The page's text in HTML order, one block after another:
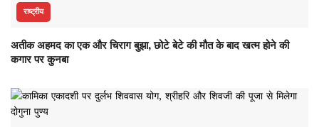
राष्ट्रीय
अतीक अहमद का एक और चिराग बुझा, छोटे बेटे की मौत के बाद खत्म होने की
कगार पर कुनबा